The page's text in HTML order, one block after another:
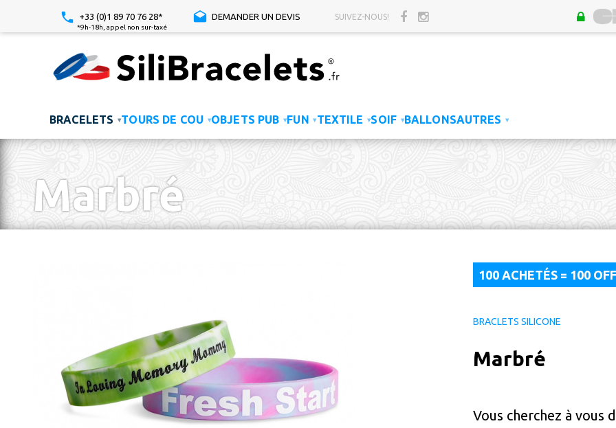
+33 (0)1 89 70 76 28* DEMANDER UN DEVIS SUIVEZ-NOUS!
*9h-18h, appel non sur-taxé
BRACELETS ▾TOURS DE COU ▾OBJETS PUB ▾FUN ▾TEXTILE ▾SOIF ▾BALLONSAUTRES ▾
Marbré
100 ACHETÉS = 100
BRACLETS SILICONE
Marbré
Vous cherchez à vous